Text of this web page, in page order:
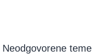
Neodgovorene teme